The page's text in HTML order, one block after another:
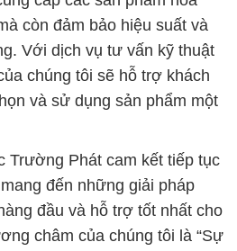
còn đảm bảo hiệu suất và
Với dịch vụ tư vấn kỹ thuật
chúng tôi sẽ hỗ trợ khách
và sử dụng sản phẩm một
Trường Phát cam kết tiếp tục
đến những giải pháp
đầu và hỗ trợ tốt nhất cho
châm của chúng tôi là “Sự